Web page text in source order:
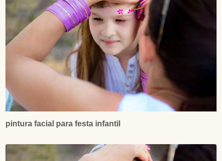
pintura facial para festa infantil